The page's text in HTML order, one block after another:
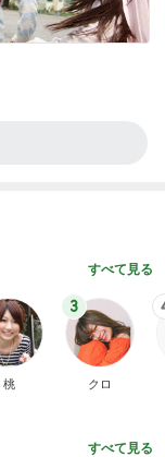
すべて見る
桃
3
クロ
すべて見る